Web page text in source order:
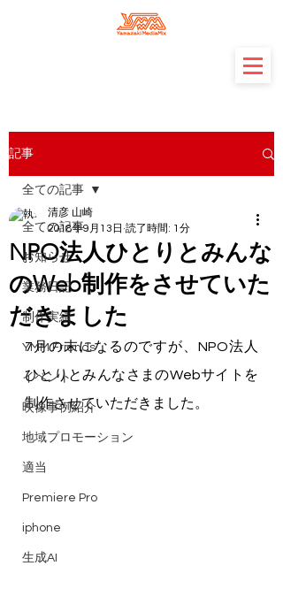
記事
全ての記事
お知らせ
業務日記
制作実績
YMM Friends
イベント
映像事例紹介
地域プロモーション
適当
Premiere Pro
iphone
生成AI
全ての記事
NPO法人ひとりとみんな
のWeb制作をさせていた
だきました
清彦 山崎
2018年9月13日 読了時間: 1分
7月の末になるのですが、NPO法人
ひとりとみんなさまのWebサイトを
制作させていただきました。